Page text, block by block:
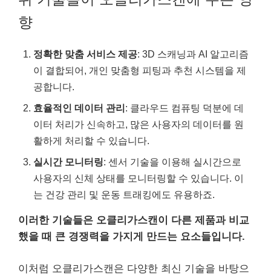
향
정확한 맞춤 서비스 제공: 3D 스캐닝과 AI 알고리즘
이 결합되어, 개인 맞춤형 피팅과 추천 시스템을 제
공합니다.
효율적인 데이터 관리: 클라우드 컴퓨팅 덕분에 데
이터 처리가 신속하고, 많은 사용자의 데이터를 원
활하게 처리할 수 있습니다.
실시간 모니터링: 센서 기술을 이용해 실시간으로
사용자의 신체 상태를 모니터링할 수 있습니다. 이
는 건강 관리 및 운동 트래킹에도 유용하죠.
이러한 기술들은 오클리가스캔이 다른 제품과 비교
했을 때 큰 경쟁력을 가지게 만드는 요소들입니다.
이처럼 오클리가스캔은 다양한 최신 기술을 바탕으